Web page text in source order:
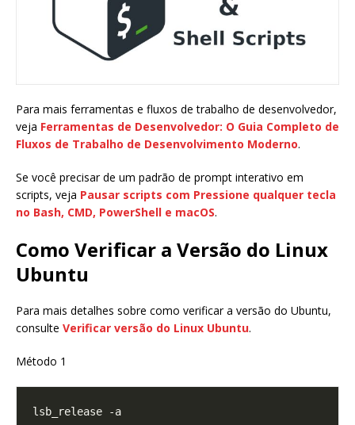
Para mais ferramentas e fluxos de trabalho de desenvolvedor,
veja Ferramentas de Desenvolvedor: O Guia Completo de
Fluxos de Trabalho de Desenvolvimento Moderno.
Se você precisar de um padrão de prompt interativo em
scripts, veja Pausar scripts com Pressione qualquer tecla
no Bash, CMD, PowerShell e macOS.
Como Verificar a Versão do Linux
Ubuntu
Para mais detalhes sobre como verificar a versão do Ubuntu,
consulte Verificar versão do Linux Ubuntu.
Método 1